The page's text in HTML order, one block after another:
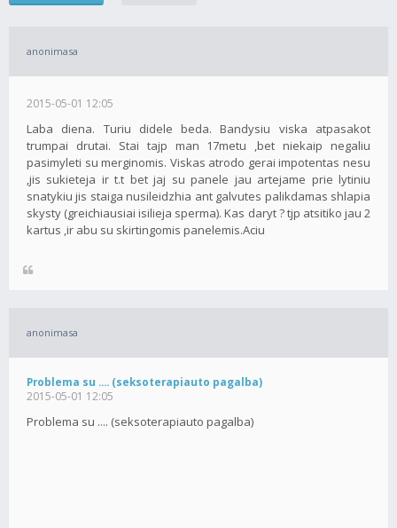
anonimasa
2015-05-01 12:05
Laba diena. Turiu didele beda. Bandysiu viska atpasakot
trumpai drutai. Stai tajp man 17metu ,bet niekaip negaliu
pasimyleti su merginomis. Viskas atrodo gerai impotentas nesu
,jis sukieteja ir t.t bet jaj su panele jau artejame prie lytiniu
snatykiu jis staiga nusileidzhia ant galvutes palikdamas shlapia
skysty (greichiausiai isilieja sperma). Kas daryt ? tjp atsitiko jau 2
kartus ,ir abu su skirtingomis panelemis.Aciu
anonimasa
Problema su .... (seksoterapiauto pagalba)
2015-05-01 12:05
Problema su .... (seksoterapiauto pagalba)